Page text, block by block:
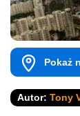
Pokaż
Autor: Tony